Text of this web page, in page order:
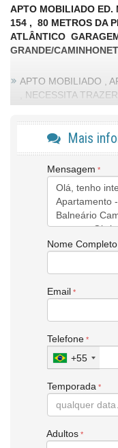
APTO MOBILIADO ED.
154 , 80 METROS DA
ATLÂNTICO
GRANDE/
APTO MOBILIADO ,
, NECESSITA
INTERNET WI-FI
Ar Condicionado
Piso Cerâmico
Ventilador de Teto
Área de Serviço
Sacada / Varanda
Gás Central
Mais
Mensagem
Nome Completo
Email
Telefone
+55
Temporada
Adultos